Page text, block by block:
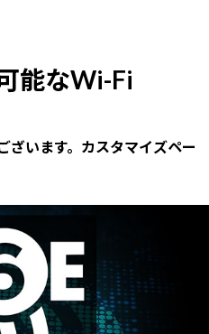
能なWi-Fi
います。カスタマイズペー